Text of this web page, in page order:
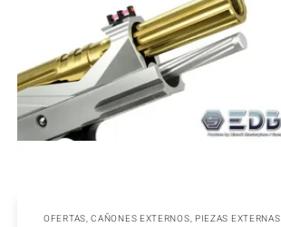
OFERTAS,CAÑONES EXTERNOS, PIEZAS EXTERNAS